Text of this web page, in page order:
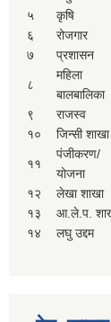
५
कृषि
६
रोजगार
७
प्रशासन
८
महिला
बालबालिका
९ राजस्व
१०
जिन्सी शाखा
११
पंजीकरण/
योजना
१२ लेखा शाखा
१३
आ.ले.प.
१४
लघु उद्दम